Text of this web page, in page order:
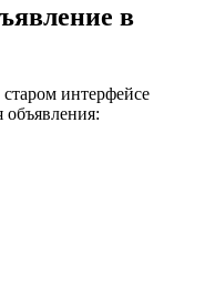
в
интерфейсе
объявления: